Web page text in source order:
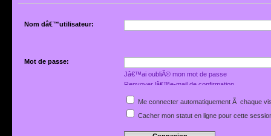
Nom dâ€™utilisateur:
Mot de passe:
Jâ€™ai oubliÃ© mon mot de passe
Renvoyer lâ€™e-mail de confirmation
Me connecter automatiquement Ã chaque
Cacher mon statut en ligne pour cette